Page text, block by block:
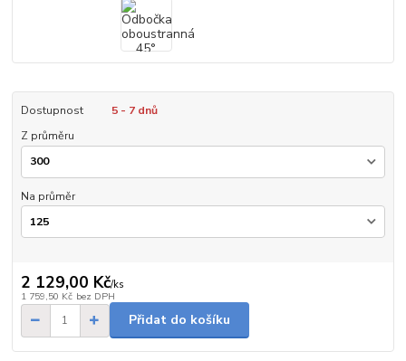
Dostupnost
5 - 7 dnů
Z průměru
Na průměr
2 129,00 Kč/ks
1 759,50 Kč bez DPH
Přidat do košíku